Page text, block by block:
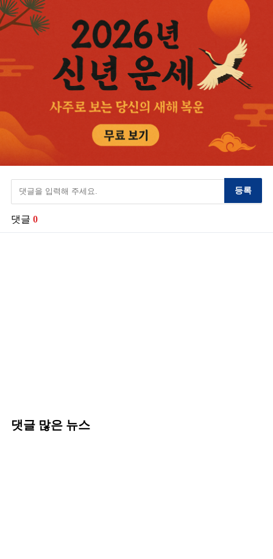
등록
댓글 0
댓글 많은 뉴스